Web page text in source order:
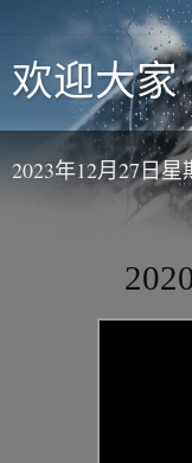
欢迎大家
2023年12月27日星